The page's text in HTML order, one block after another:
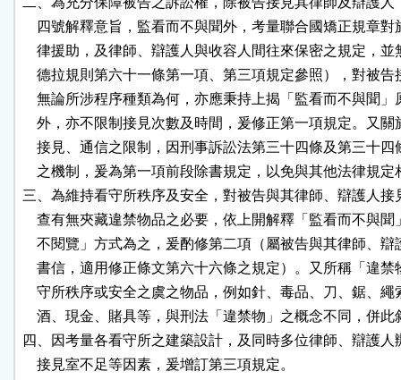
四號解釋意旨，監看而不與聞外，考量聯合國矯正規章
律援助，及律師、辯護人與收容人間往來保密之規定，
德拉規則第六十一條第一項、第三項規定參照），對被
無論所涉程序種類為何，亦應秉持上揭「監看而不與聞
外，亦不限制接見次數及時間，爰修正第一項規定。又
接見、通信之限制，因刑事訴訟法第三十四條及第三十
之機制，爰為第一項前段除書規定，以免與其他法律規定
三、為維持看守所秩序及安全，對被告與其律師、辯護人
查有無夾藏違禁物品之必要，依上開解釋「監看而不與
不閱覽」方式為之，爰酌修第二項（屬被告與其律師、
書信，適用修正條文第六十六條之規定）。又所稱「違
守所秩序或安全之虞之物品，例如針、毒品、刀、鋸、
酒、現金、賭具等，與刑法「違禁物」之概念不同，併此
四、因考量各看守所之建築設計，及同時多位律師、辯護
    接見室不足等因素，爰增訂第三項規定。